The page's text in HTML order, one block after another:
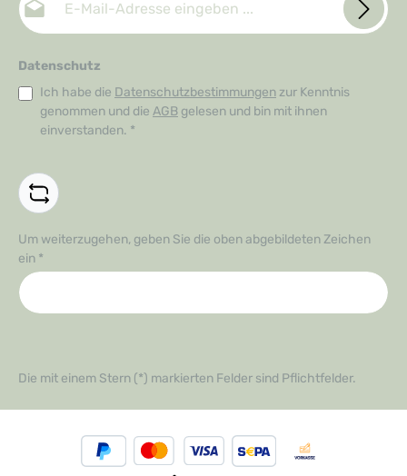
Datenschutz
Ich habe die Datenschutzbestimmungen zur Kenntnis
genommen und die AGB gelesen und bin mit ihnen
einverstanden. *
Um weiterzugehen, geben Sie die oben abgebildeten Zeichen
ein *
Die mit einem Stern (*) markierten Felder sind Pflichtfelder.